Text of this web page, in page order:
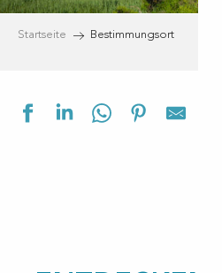
Startseite Bestimmungsort